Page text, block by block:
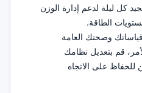
كل ليلة لدعم إدارة الوزن
الطاقة.
وصحتك العامة
قم بتعديل نظامك
للحفاظ على الاتجاه